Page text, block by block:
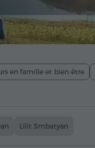
en famille et bien-être
Lilit Smbatyan